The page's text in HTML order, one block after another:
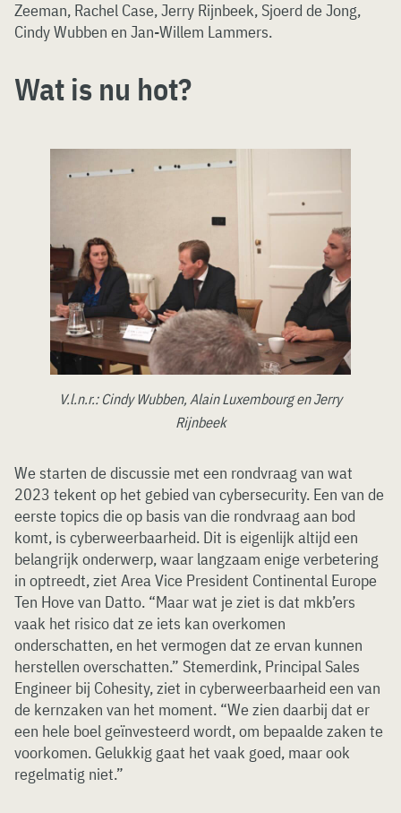
Zeeman, Rachel Case, Jerry Rijnbeek, Sjoerd de Jong,
Cindy Wubben en Jan-Willem Lammers.
Wat is nu hot?
V.l.n.r.: Cindy Wubben, Alain Luxembourg en Jerry
Rijnbeek
We starten de discussie met een rondvraag van wat
2023 tekent op het gebied van cybersecurity. Een van de
eerste topics die op basis van die rondvraag aan bod
komt, is cyberweerbaarheid. Dit is eigenlijk altijd een
belangrijk onderwerp, waar langzaam enige verbetering
in optreedt, ziet Area Vice President Continental Europe
Ten Hove van Datto. “Maar wat je ziet is dat mkb’ers
vaak het risico dat ze iets kan overkomen
onderschatten, en het vermogen dat ze ervan kunnen
herstellen overschatten.” Stemerdink, Principal Sales
Engineer bij Cohesity, ziet in cyberweerbaarheid een van
de kernzaken van het moment. “We zien daarbij dat er
een hele boel geïnvesteerd wordt, om bepaalde zaken te
voorkomen. Gelukkig gaat het vaak goed, maar ook
regelmatig niet.”